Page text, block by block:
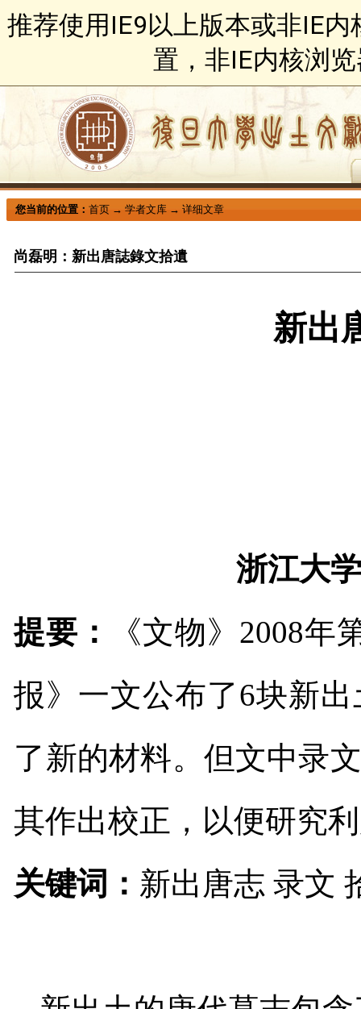
推荐使用IE9以上版本或非IE
置，非IE内核浏
您当前的位置：首页 →学者文库 →详细文章
尚磊明：新出唐誌錄文拾遺
新出
浙江大
提要：
《文物》 2008年
报》一文公布了6块新
了新的材料。但文中录
其作出校正，以便研究
关键词： 新出唐志 录文